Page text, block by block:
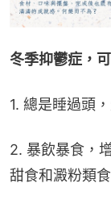
冬季抑鬱症，
1. 總是睡過頭
2. 暴飲暴食，
甜食和澱粉類